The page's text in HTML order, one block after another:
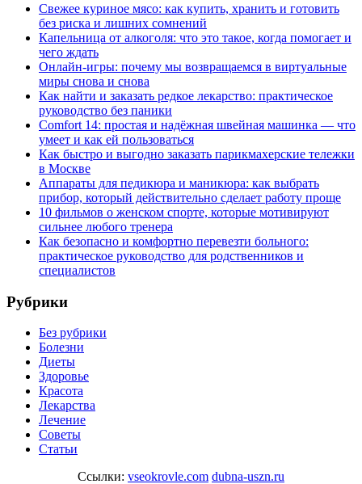
Свежее куриное мясо: как купить, хранить и готовить
без риска и лишних сомнений
Капельница от алкоголя: что это такое, когда помогает и
чего ждать
Онлайн-игры: почему мы возвращаемся в виртуальные
миры снова и снова
Как найти и заказать редкое лекарство: практическое
руководство без паники
Comfort 14: простая и надёжная швейная машинка — что
умеет и как ей пользоваться
Как быстро и выгодно заказать парикмахерские тележки
в Москве
Аппараты для педикюра и маникюра: как выбрать
прибор, который действительно сделает работу проще
10 фильмов о женском спорте, которые мотивируют
сильнее любого тренера
Как безопасно и комфортно перевезти больного:
практическое руководство для родственников и
специалистов
Рубрики
Без рубрики
Болезни
Диеты
Здоровье
Красота
Лекарства
Лечение
Советы
Статьи
Ссылки: vseokrovle.com dubna-uszn.ru